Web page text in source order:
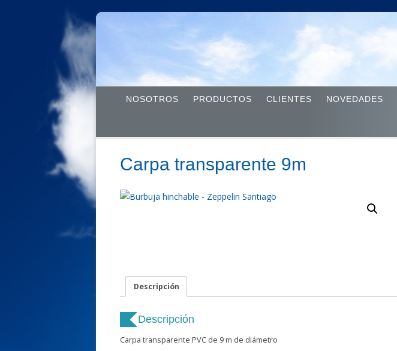
NOSOTROS PRODUCTOS CLIENTES NOVEDADES
Carpa transparente 9m
Descripción
Descripción
Carpa transparente PVC de 9 m de diámetro